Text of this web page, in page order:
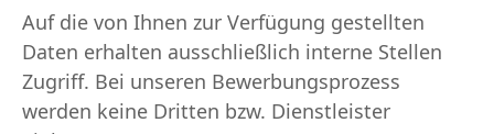
Auf die von Ihnen zur Verfügung gestellten
Daten erhalten ausschließlich interne Stellen
Zugriff. Bei unseren Bewerbungsprozess
werden keine Dritten bzw. Dienstleister